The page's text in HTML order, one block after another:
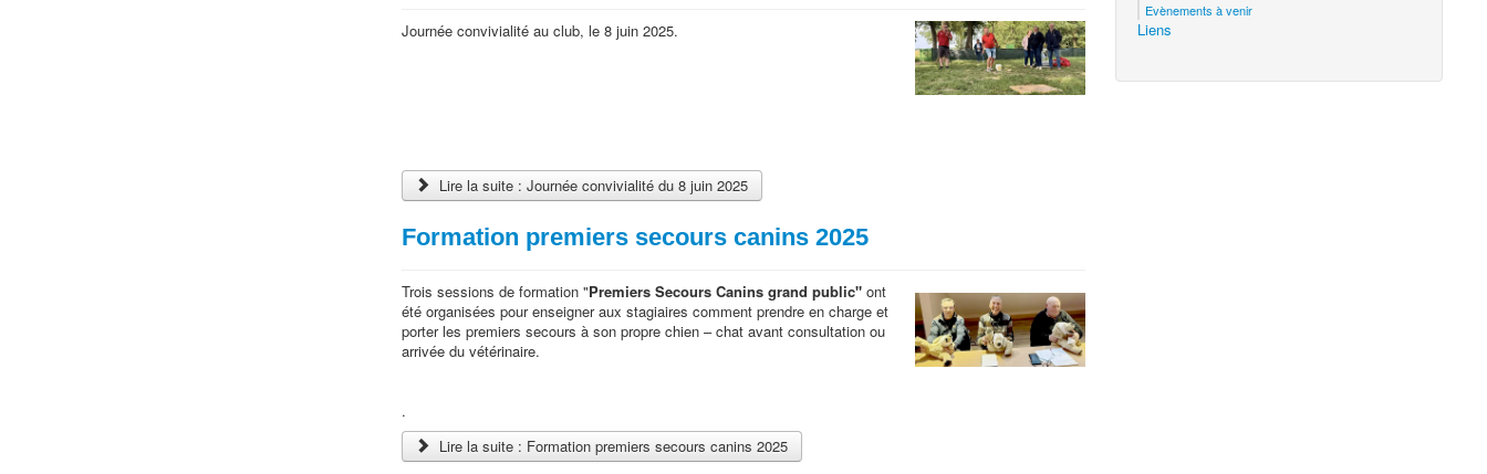
Journée convivialité au club, le 8 juin 2025.
Lire la suite : Journée convivialité du 8 juin 2025
Formation premiers secours canins 2025
Trois sessions de formation "Premiers Secours Canins grand public"ont
été organisées pour enseigner aux stagiaires comment prendre en charge et
porter les premiers secours à son propre chien – chat avant consultation ou
arrivée du vétérinaire.
.
Lire la suite : Formation premiers secours canins 2025
Evènements à venir
Liens